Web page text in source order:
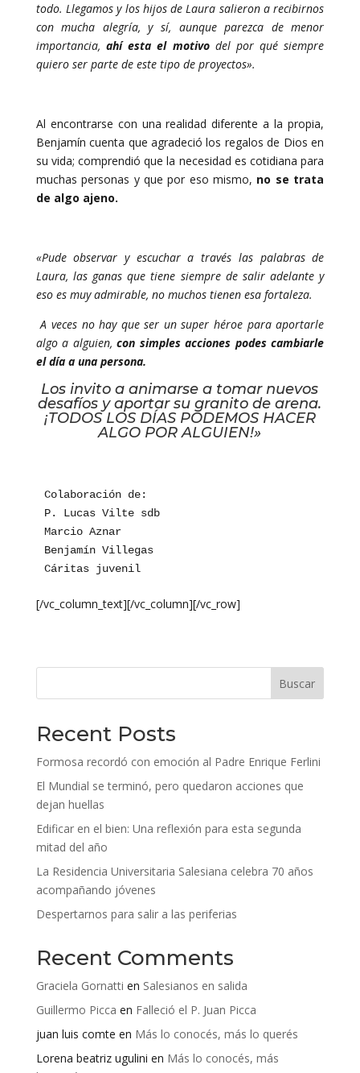
todo. Llegamos y los hijos de Laura salieron a recibirnos
con mucha alegría, y sí, aunque parezca de menor
importancia, ahí esta el motivodel por qué siempre
quiero ser parte de este tipo de proyectos».
Al encontrarse con una realidad diferente a la propia,
Benjamín cuenta que agradeció los regalos de Dios en
su vida; comprendió que la necesidad es cotidiana para
muchas personas y que por eso mismo, no se trata
de algo ajeno.
«Pude observar y escuchar a través las palabras de
Laura, las ganas que tiene siempre de salir adelante y
eso es muy admirable, no muchos tienen esa fortaleza.
A veces no hay que ser un super héroe para aportarle
algo a alguien,con simples acciones podes cambiarle
el día a una persona.
Los invito a animarse a tomar nuevos
desafíos y aportar su granito de arena.
¡TODOS LOS DÍAS PODEMOS HACER
ALGO POR ALGUIEN!»
Colaboración de:
P. Lucas Vilte sdb
Marcio Aznar
Benjamín Villegas
Cáritas juvenil
[/vc_column_text][/vc_column][/vc_row]
Buscar
Recent Posts
Formosa recordó con emoción al Padre Enrique Ferlini
El Mundial se terminó, pero quedaron acciones que
dejan huellas
Edificar en el bien: Una reflexión para esta segunda
mitad del año
La Residencia Universitaria Salesiana celebra 70 años
acompañando jóvenes
Despertarnos para salir a las periferias
Recent Comments
Graciela Gornatti en Salesianos en salida
Guillermo Picca en Falleció el P. Juan Picca
juan luis comte en Más lo conocés, más lo querés
Lorena beatriz ugulini en Más lo conocés, más